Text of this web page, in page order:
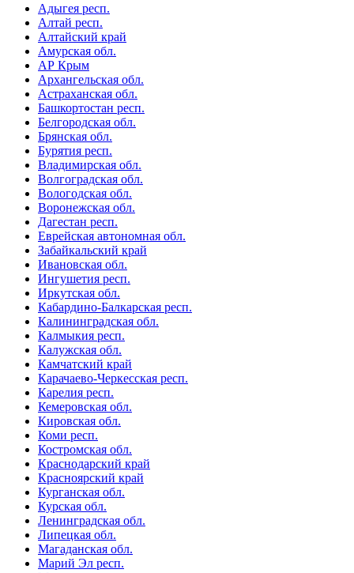
Адыгея респ.
Алтай респ.
Алтайский край
Амурская обл.
АР Крым
Архангельская обл.
Астраханская обл.
Башкортостан респ.
Белгородская обл.
Брянская обл.
Бурятия респ.
Владимирская обл.
Волгоградская обл.
Вологодская обл.
Воронежская обл.
Дагестан респ.
Еврейская автономная обл.
Забайкальский край
Ивановская обл.
Ингушетия респ.
Иркутская обл.
Кабардино-Балкарская респ.
Калининградская обл.
Калмыкия респ.
Калужская обл.
Камчатский край
Карачаево-Черкесская респ.
Карелия респ.
Кемеровская обл.
Кировская обл.
Коми респ.
Костромская обл.
Краснодарский край
Красноярский край
Курганская обл.
Курская обл.
Ленинградская обл.
Липецкая обл.
Магаданская обл.
Марий Эл респ.